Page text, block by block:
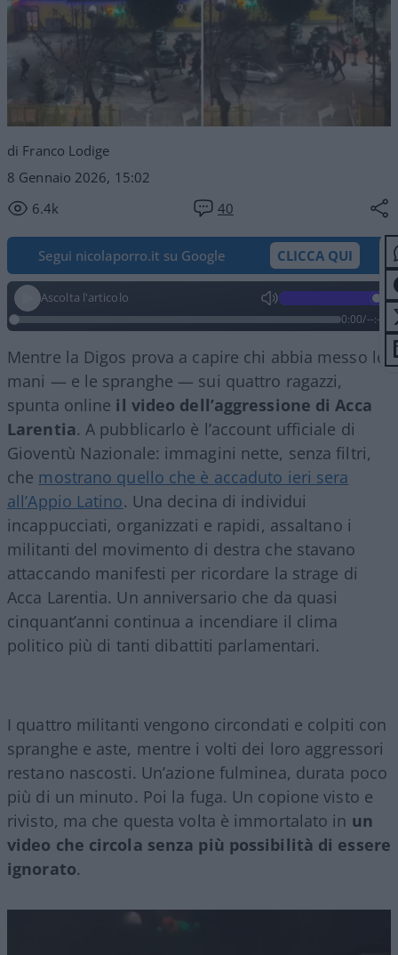
di Franco Lodige
8 Gennaio 2026, 15:02
6.4k
40
Segui nicolaporro.it su Google CLICCA QUI
Ascolta l'articolo
0:00/--:--
Mentre la Digos prova a capire chi abbia messo le
mani — e le spranghe — sui quattro ragazzi,
spunta online il video dell’aggressione di Acca
Larentia. A pubblicarlo è l’account ufficiale di
Gioventù Nazionale: immagini nette, senza filtri,
che mostrano quello che è accaduto ieri sera
all’Appio Latino. Una decina di individui
incappucciati, organizzati e rapidi, assaltano i
militanti del movimento di destra che stavano
attaccando manifesti per ricordare la strage di
Acca Larentia. Un anniversario che da quasi
cinquant’anni continua a incendiare il clima
politico più di tanti dibattiti parlamentari.
I quattro militanti vengono circondati e colpiti con
spranghe e aste, mentre i volti dei loro aggressori
restano nascosti. Un’azione fulminea, durata poco
più di un minuto. Poi la fuga. Un copione visto e
rivisto, ma che questa volta è immortalato in un
video che circola senza più possibilità di essere
ignorato.